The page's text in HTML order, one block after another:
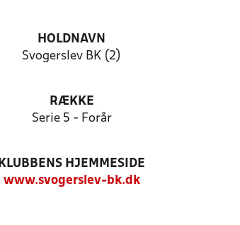
HOLDNAVN
Svogerslev BK (2)
RÆKKE
Serie 5 - Forår
KLUBBENS HJEMMESIDE
www.svogerslev-bk.dk